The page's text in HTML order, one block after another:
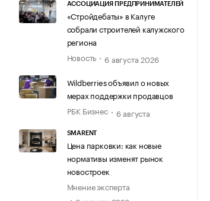
АССОЦИАЦИЯ ПРЕДПРИНИМАТЕЛЕЙ
«Стройдебаты» в Калуге
собрали строителей калужского
региона
Новость
6 августа 2026
Wildberries объявил о новых
мерах поддержки продавцов
РБК Бизнес
6 августа
SMARENT
Цена парковки: как новые
нормативы изменят рынок
новостроек
Мнение эксперта